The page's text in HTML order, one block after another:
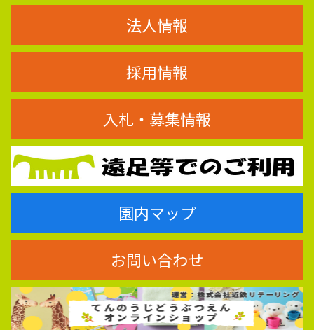
法人情報
採用情報
入札・募集情報
園内マップ
お問い合わせ